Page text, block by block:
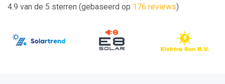
4.9 van de 5 sterren (gebaseerd op 176 reviews)